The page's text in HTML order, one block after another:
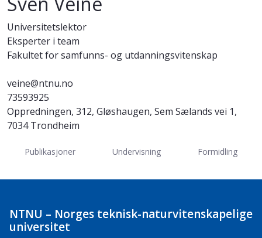
Universitetslektor
Eksperter i team
Fakultet for samfunns- og utdanningsvitenskap
veine@ntnu.no
73593925
Oppredningen, 312, Gløshaugen, Sem Sælands vei 1,
7034 Trondheim
Publikasjoner Undervisning Formidling
NTNU – Norges teknisk-naturvitenskapelige
universitet